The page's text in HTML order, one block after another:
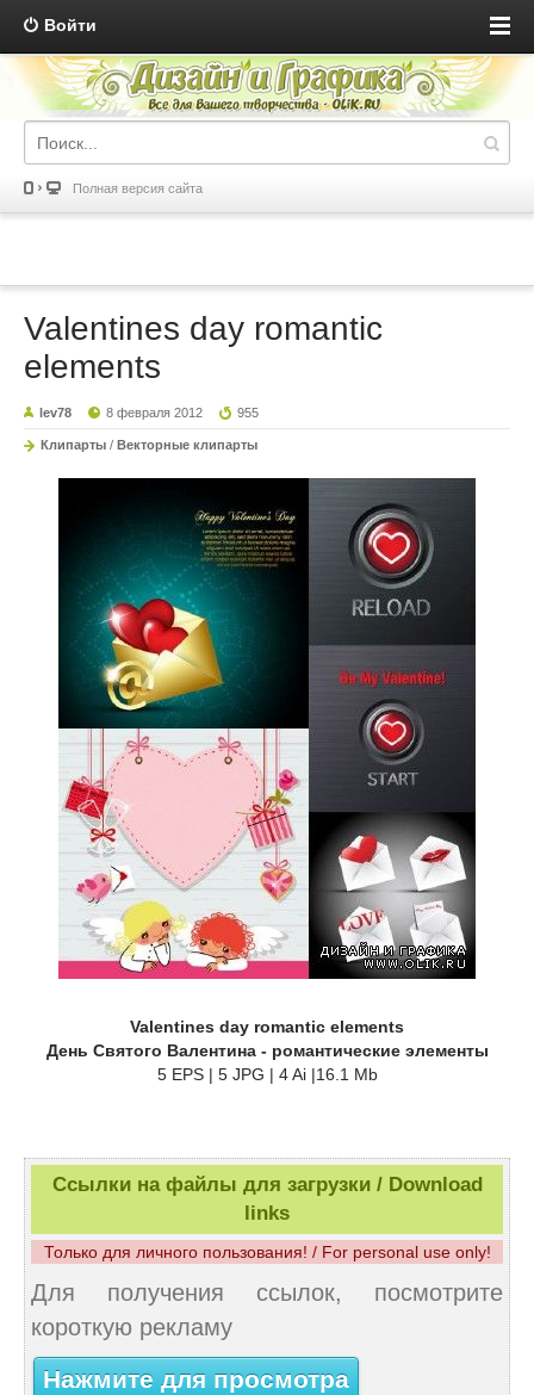
Войти
Полная версия сайта
Valentines day romantic
elements
lev78 8 февраля 2012 955
Клипарты / Векторные клипарты
Valentines day romantic elements
День Святого Валентина - романтические элементы
5 EPS | 5 JPG | 4 Ai |16.1 Mb
Ссылки на файлы для загрузки / Download
links
Только для личного пользования! / For personal use only!
Для получения ссылок, посмотрите
короткую рекламу
Нажмите для просмотра